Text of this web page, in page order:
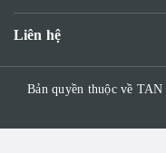
Liên hệ
Bản quyền thuộc về